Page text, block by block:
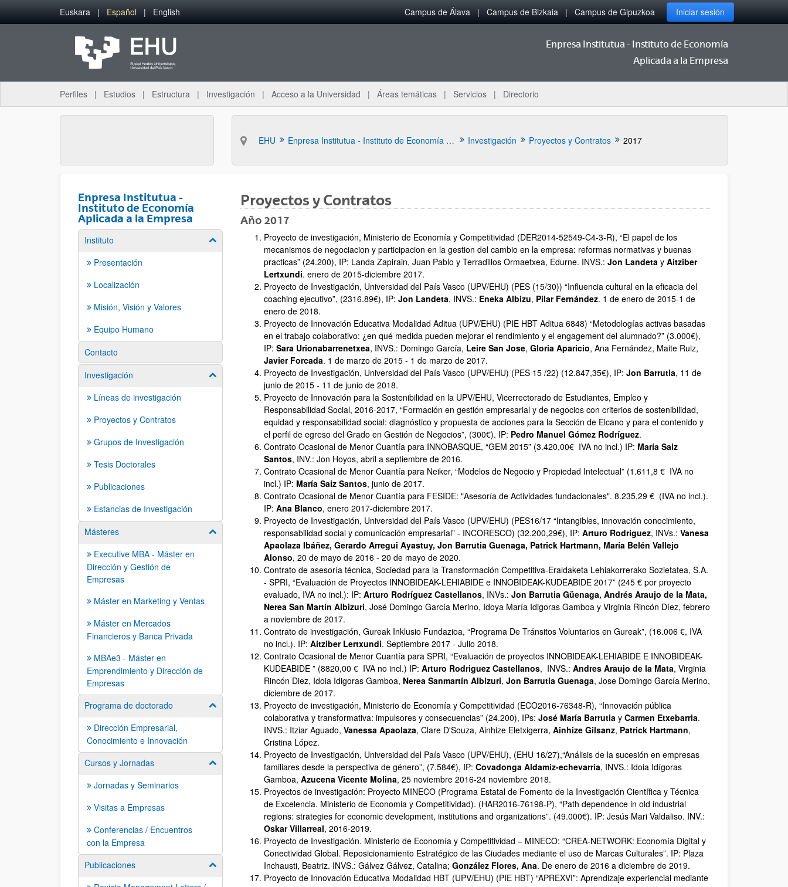
Saltar al contenido principal
Euskara Español English Campus de Álava Campus de Bizkaia Campus de Gipuzkoa Iniciar sesión
Enpresa Institutua - Instituto de Economía
Aplicada a la Empresa
Perfiles Estudios Estructura Investigación Acceso a la Universidad Áreas temáticas Servicios Directorio
EHU Enpresa Institutua - Instituto de Economía Aplicada a la Empresa Investigación Proyectos y Contratos 2017
Enpresa Institutua -
Instituto de Economía
Aplicada a la Empresa
Instituto Mostrar/ocultar subpáginas
Presentación
Localización
Misión, Visión y Valores
Equipo Humano
Contacto
Investigación
Mostrar/ocultar subpáginas
Líneas de investigación
Proyectos y Contratos
Grupos de Investigación
Tesis Doctorales
Publicaciones
Estancias de Investigación
Másteres
Mostrar/ocultar subpáginas
Executive MBA - Máster en
Dirección y Gestión de
Empresas
Máster en Marketing y Ventas
Máster en Mercados
Financieros y Banca Privada
MBAe3 - Máster en
Emprendimiento y Dirección de
Empresas
Programa de doctorado
Mostrar/ocultar subpáginas
Dirección Empresarial,
Conocimiento e Innovación
Cursos y Jornadas
Mostrar/ocultar subpáginas
Jornadas y Seminarios
Visitas a Empresas
Conferencias / Encuentros
con la Empresa
Publicaciones
Mostrar/ocultar subpáginas
Proyectos y Contratos
Año 2017
Proyecto de investigación, Ministerio de Economía y Competitividad (DER2014-52549-C4-3-R), “El papel de los
mecanismos de negociacion y participacion en la gestion del cambio en la empresa: reformas normativas y buenas
practicas” (24.200), IP: Landa Zapirain, Juan Pablo y Terradillos Ormaetxea, Edurne. INVS.: Jon Landeta y Aitziber
Lertxundi. enero de 2015-diciembre 2017.
Proyecto de Investigación, Universidad del País Vasco (UPV/EHU) (PES (15/30)) “Influencia cultural en la eficacia del
coaching ejecutivo”, (2316.89€), IP: Jon Landeta, INVS.: Eneka Albizu, Pilar Fernández. 1 de enero de 2015-1 de
enero de 2018.
Proyecto de Innovación Educativa Modalidad Aditua (UPV/EHU) (PIE HBT Aditua 6848) “Metodologías activas basadas
en el trabajo colaborativo: ¿en qué medida pueden mejorar el rendimiento y el engagement del alumnado?” (3.000€),
IP: Sara Urionabarrenetxea, INVS.: Domingo García, Leire San Jose, Gloria Aparicio, Ana Fernández, Maite Ruiz,
Javier Forcada. 1 de marzo de 2015 - 1 de marzo de 2017.
Proyecto de Investigación, Universidad del País Vasco (UPV/EHU) (PES 15 /22) (12.847,35€), IP: Jon Barrutia, 11 de
junio de 2015 - 11 de junio de 2018.
Proyecto de Innovación para la Sostenibilidad en la UPV/EHU, Vicerrectorado de Estudiantes, Empleo y
Responsabilidad Social, 2016-2017, “Formación en gestión empresarial y de negocios con criterios de sostenibilidad,
equidad y responsabilidad social: diagnóstico y propuesta de acciones para la Sección de Elcano y para el contenido y
el perfil de egreso del Grado en Gestión de Negocios”, (300€). IP: Pedro Manuel Gómez Rodríguez.
Contrato Ocasional de Menor Cuantía para INNOBASQUE, “GEM 2015” (3.420,00€ IVA no incl.) IP: María Saiz
Santos, INV.: Jon Hoyos, abril a septiembre de 2016.
Contrato Ocasional de Menor Cuantía para Neiker, “Modelos de Negocio y Propiedad Intelectual” (1.611,8 € IVA no
incl.) IP: María Saiz Santos, junio de 2017.
Contrato Ocasional de Menor Cuantía para FESIDE: "Asesoría de Actividades fundacionales". 8.235,29 € (IVA no incl.).
IP: Ana Blanco, enero 2017-diciembre 2017.
Proyecto de Investigación, Universidad del País Vasco (UPV/EHU) (PES16/17 “Intangibles, innovación conocimiento,
responsabilidad social y comunicación empresarial” - INCORESCO) (32.200,29€), IP: Arturo Rodríguez, INVs.: Vanesa
Apaolaza Ibáñez, Gerardo Arregui Ayastuy, Jon Barrutia Guenaga, Patrick Hartmann, María Belén Vallejo
Alonso, 20 de mayo de 2016 - 20 de mayo de 2020.
Contrato de asesoría técnica, Sociedad para la Transformación Competitiva-Eraldaketa Lehiakorrerako Sozietatea, S.A.
- SPRI, “Evaluación de Proyectos INNOBIDEAK-LEHIABIDE e INNOBIDEAK-KUDEABIDE 2017” (245 € por proyecto
evaluado, IVA no incl.): IP: Arturo Rodríguez Castellanos, INVs.: Jon Barrutia Güenaga, Andrés Araujo de la Mata,
Nerea San Martín Albizuri, José Domingo García Merino, Idoya María Idigoras Gamboa y Virginia Rincón Díez, febrero
a noviembre de 2017.
Contrato de investigación, Gureak Inklusio Fundazioa, “Programa De Tránsitos Voluntarios en Gureak”, (16.006 €, IVA
no incl.). IP: Aitziber Lertxundi. Septiembre 2017 - Julio 2018.
Contrato Ocasional de Menor Cuantía para SPRI, “Evaluación de proyectos INNOBIDEAK-LEHIABIDE E INNOBIDEAK-
KUDEABIDE ” (8820,00 € IVA no incl.) IP: Arturo Rodriguez Castellanos, INVS.: Andres Araujo de la Mata, Virginia
Rincón Diez, Idoia Idigoras Gamboa, Nerea Sanmartín Albizuri, Jon Barrutia Guenaga, Jose Domingo García Merino,
diciembre de 2017.
Proyecto de investigación, Ministerio de Economía y Competitividad (ECO2016‐76348‐R), “Innovación pública
colaborativa y transformativa: impulsores y consecuencias” (24.200), IPs: José María Barrutia y Carmen Etxebarria.
INVS.: Itziar Aguado, Vanessa Apaolaza, Clare D'Souza, Ainhize Eletxigerra, Ainhize Gilsanz, Patrick Hartmann,
Cristina López.
Proyecto de Investigación, Universidad del País Vasco (UPV/EHU), (EHU 16/27),“Análisis de la sucesión en empresas
familiares desde la perspectiva de género”, (7.584€), IP: Covadonga Aldamiz-echevarría, INVS.: Idoia Idígoras
Gamboa, Azucena Vicente Molina, 25 noviembre 2016-24 noviembre 2018.
Proyectos de investigación: Proyecto MINECO (Programa Estatal de Fomento de la Investigación Científica y Técnica
de Excelencia. Ministerio de Economia y Competitividad). (HAR2016-76198-P), “Path dependence in old industrial
regions: strategies for economic development, institutions and organizations”. (49.000€). IP: Jesús Mari Valdaliso. INV.:
Oskar Villarreal, 2016-2019.
Proyecto de Investigación. Ministerio de Economía y Competitividad – MINECO: “CREA-NETWORK: Economía Digital y
Conectividad Global. Reposicionamiento Estratégico de las Ciudades mediante el uso de Marcas Culturales”. IP: Plaza
Inchausti, Beatriz. INVS.: Gálvez Gálvez, Catalina; González Flores, Ana. De enero de 2016 a diciembre de 2019.
Proyecto de Innovación Educativa Modalidad HBT (UPV/EHU) (PIE HBT) “APREXVI”: Aprendizaje experiencial mediante